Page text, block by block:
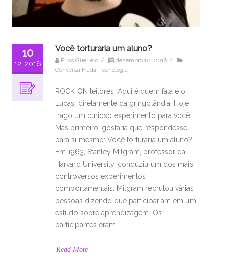
10
12, 2016
Você torturaria um aluno?
Priss Guerrero / dezembro 10, 2016 /
Conversa Fiada Tecnologia
ROCK ON leitores! Aqui é quem fala é o
Lucas, diretamente da gringolândia. Hoje,
trago um curioso experimento para você.
Mas primeiro, gostaria que respondesse
para si mesmo: Você torturaria um aluno?
Em 1963, Stanley Milgram, professor da
Harvard University, conduziu um dos mais
controversos experimentos
comportamentais. Milgram recrutou várias
pessoas dizendo que participariam em um
estudo sobre aprendizagem. Os
participantes eram
Read More